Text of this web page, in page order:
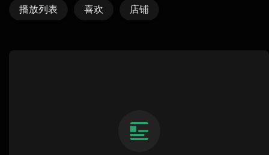
播放列表 喜欢 店铺